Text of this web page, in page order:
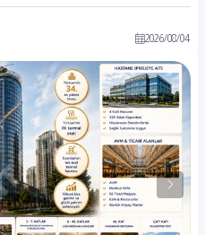
2026/08/04